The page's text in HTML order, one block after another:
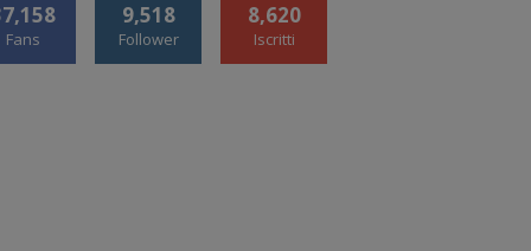
Fans
9,518
Follower
8,620
Iscritti